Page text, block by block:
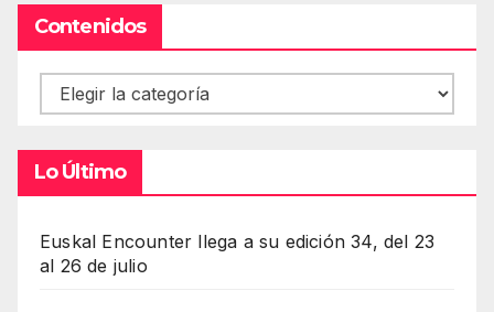
Contenidos
Contenidos
Lo Último
Euskal Encounter llega a su edición 34, del 23
al 26 de julio